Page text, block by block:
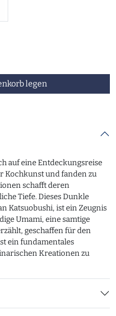
legen
auf eine Entdeckungsreise
Kochkunst und fanden zu
schafft deren
Tiefe. Dieses Dunkle
Katsuobushi, ist ein Zeugnis
Umami, eine samtige
geschaffen für den
ein fundamentales
Kreationen zu